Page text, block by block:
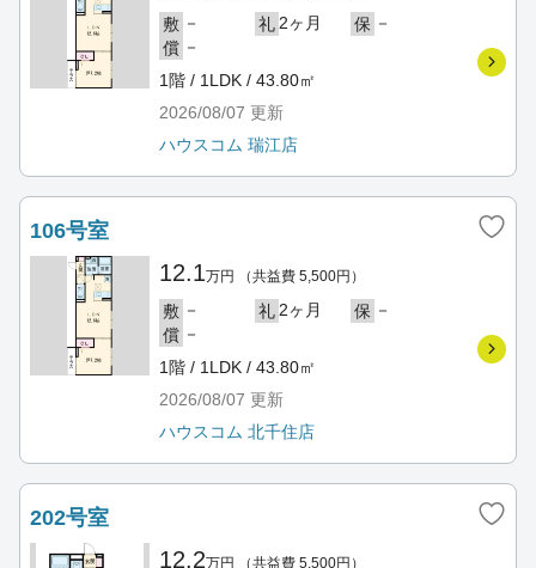
敷 － 礼 2ヶ月 保 －
償 －
1階 / 1LDK / 43.80㎡
2026/08/07 更新
ハウスコム 瑞江店
106号室
12.1万円 （共益費 5,500円）
敷 － 礼 2ヶ月 保 －
償 －
1階 / 1LDK / 43.80㎡
2026/08/07 更新
ハウスコム 北千住店
202号室
12.2万円 （共益費 5,500円）